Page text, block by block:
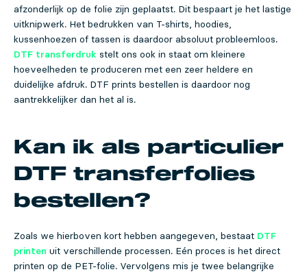
afzonderlijk op de folie zijn geplaatst. Dit bespaart je het lastige
uitknipwerk. Het bedrukken van T-shirts, hoodies,
kussenhoezen of tassen is daardoor absoluut probleemloos.
DTF transferdruk stelt ons ook in staat om kleinere
hoeveelheden te produceren met een zeer heldere en
duidelijke afdruk. DTF prints bestellen is daardoor nog
aantrekkelijker dan het al is.
Kan ik als particulier
DTF transferfolies
bestellen?
Zoals we hierboven kort hebben aangegeven, bestaat DTF
printen uit verschillende processen. Eén proces is het direct
printen op de PET-folie. Vervolgens mis je twee belangrijke